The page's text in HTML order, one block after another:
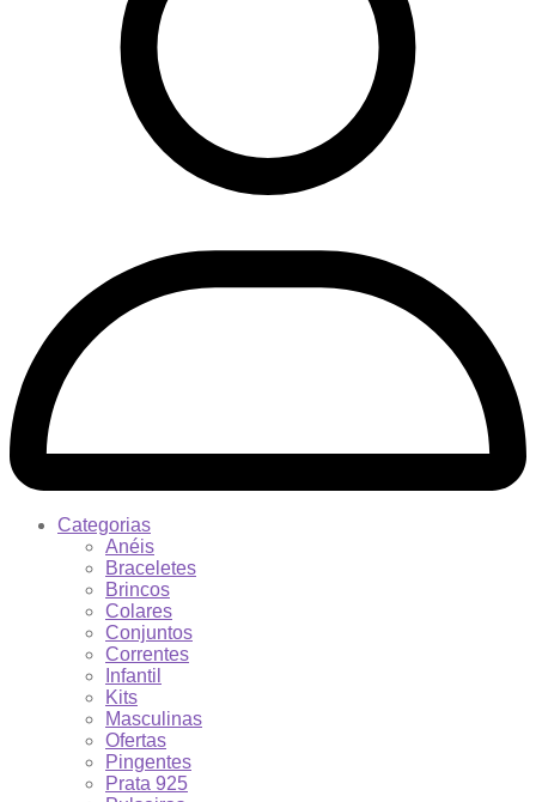
Categorias
Anéis
Braceletes
Brincos
Colares
Conjuntos
Correntes
Infantil
Kits
Masculinas
Ofertas
Pingentes
Prata 925